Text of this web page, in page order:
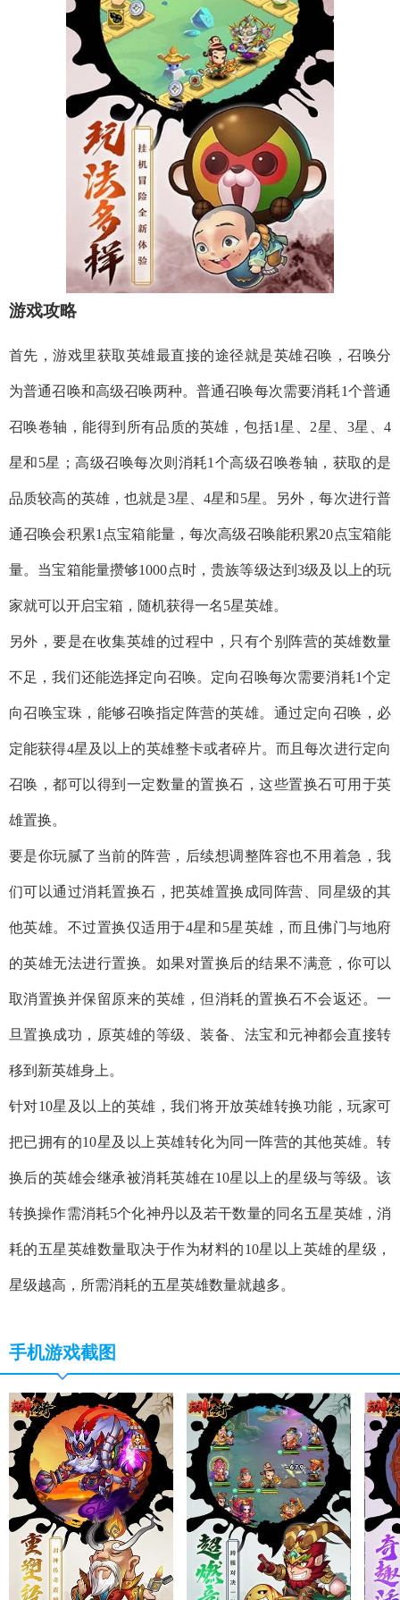
游戏攻略
首先，游戏里获取英雄最直接的途径就是英雄召唤，召唤分
为普通召唤和高级召唤两种。普通召唤每次需要消耗1个普通
召唤卷轴，能得到所有品质的英雄，包括1星、2星、3星、4
星和5星；高级召唤每次则消耗1个高级召唤卷轴，获取的是
品质较高的英雄，也就是3星、4星和5星。另外，每次进行普
通召唤会积累1点宝箱能量，每次高级召唤能积累20点宝箱能
量。当宝箱能量攒够1000点时，贵族等级达到3级及以上的玩
家就可以开启宝箱，随机获得一名5星英雄。
另外，要是在收集英雄的过程中，只有个别阵营的英雄数量
不足，我们还能选择定向召唤。定向召唤每次需要消耗1个定
向召唤宝珠，能够召唤指定阵营的英雄。通过定向召唤，必
定能获得4星及以上的英雄整卡或者碎片。而且每次进行定向
召唤，都可以得到一定数量的置换石，这些置换石可用于英
雄置换。
要是你玩腻了当前的阵营，后续想调整阵容也不用着急，我
们可以通过消耗置换石，把英雄置换成同阵营、同星级的其
他英雄。不过置换仅适用于4星和5星英雄，而且佛门与地府
的英雄无法进行置换。如果对置换后的结果不满意，你可以
取消置换并保留原来的英雄，但消耗的置换石不会返还。一
旦置换成功，原英雄的等级、装备、法宝和元神都会直接转
移到新英雄身上。
针对10星及以上的英雄，我们将开放英雄转换功能，玩家可
把已拥有的10星及以上英雄转化为同一阵营的其他英雄。转
换后的英雄会继承被消耗英雄在10星以上的星级与等级。该
转换操作需消耗5个化神丹以及若干数量的同名五星英雄，消
耗的五星英雄数量取决于作为材料的10星以上英雄的星级，
星级越高，所需消耗的五星英雄数量就越多。
手机游戏截图